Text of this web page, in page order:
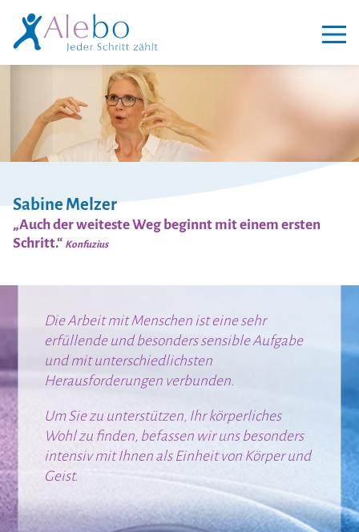
Sabine Melzer
„Auch der weiteste Weg beginnt mit einem ersten
Schritt.“ Konfuzius
Die Arbeit mit Menschen ist eine sehr
erfüllende und besonders sensible Aufgabe
und mit unterschiedlichsten
Herausforderungen verbunden.
Um Sie zu unterstützen, Ihr körperliches
Wohl zu finden, befassen wir uns besonders
intensiv mit Ihnen als Einheit von Körper und
Geist.